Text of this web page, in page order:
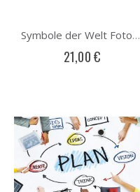
Symbole der Welt Fototapete
21,00 €